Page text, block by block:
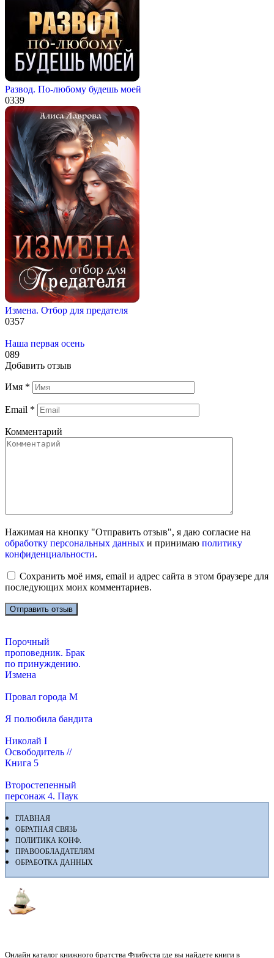
Развод. По-любому будешь моей
0339
Измена. Отбор для предателя
0357
Наша первая осень
089
Добавить отзыв
Имя *
Email *
Комментарий
Нажимая на кнопку "Отправить отзыв", я даю согласие на
обработку персональных данных и принимаю политику
конфиденциальности.
Сохранить моё имя, email и адрес сайта в этом браузере для
последующих моих комментариев.
Порочный
проповедник. Брак
по принуждению.
Измена
Провал города М
Я полюбила бандита
Николай I
Освободитель //
Книга 5
Второстепенный
персонаж 4. Паук
ГЛАВНАЯ
ОБРАТНАЯ СВЯЗЬ
ПОЛИТИКА КОНФ.
ПРАВООБЛАДАТЕЛЯМ
ОБРАБОТКА ДАННЫХ
Онлайн каталог книжного братства Флибуста где вы найдете книги в